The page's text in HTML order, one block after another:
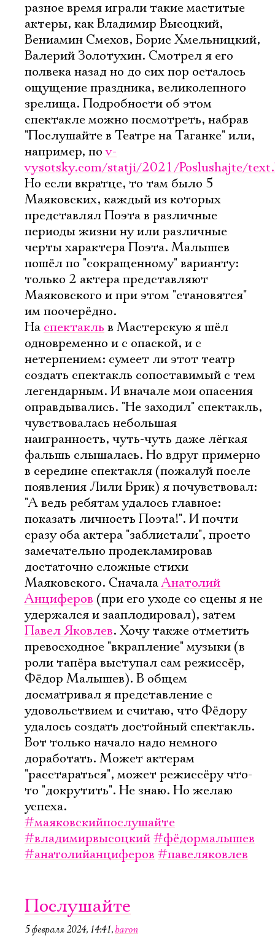
разное время играли такие маститые
актеры, как Владимир Высоцкий,
Вениамин Смехов, Борис Хмельницкий,
Валерий Золотухин. Смотрел я его
полвека назад но до сих пор осталось
ощущение праздника, великолепного
зрелища. Подробности об этом
спектакле можно посмотреть, набрав
"Послушайте в Театре на Таганке" или,
например, поv-
vysotsky.com/statji/2021/Poslushajte/
Но если вкратце, то там было 5
Маяковских, каждый из которых
представлял Поэта в различные
периоды жизни ну или различные
черты характера Поэта. Малышев
пошёл по "сокращенному" варианту:
только 2 актера представляют
Маяковского и при этом "становятся"
им поочерёдно.
На спектакль в Мастерскую я шёл
одновременно и с опаской, и с
нетерпением: сумеет ли этот театр
создать спектакль сопоставимый с тем
легендарным. И вначале мои опасения
оправдывались. "Не заходил" спектакль,
чувствовалась небольшая
наигранность, чуть-чуть даже лёгкая
фальшь слышалась. Но вдруг примерно
в середине спектакля (пожалуй после
появления Лили Брик) я почувствовал:
"А ведь ребятам удалось главное:
показать личность Поэта!". И почти
сразу оба актера "заблистали", просто
замечательно продекламировав
достаточно сложные стихи
Маяковского. СначалаАнатолий
Анциферов (при его уходе со сцены я не
удержался и зааплодировал), затем
Павел Яковлев. Хочу также отметить
превосходное "вкрапление" музыки (в
роли тапёра выступал сам режиссёр,
Фёдор Малышев). В общем
досматривал я представление с
удовольствием и считаю, что Фёдору
удалось создать достойный спектакль.
Вот только начало надо немного
доработать. Может актерам
"расстараться", может режиссёру что-
то "докрутить". Не знаю. Но желаю
успеха.
#маяковскийпослушайте
#владимирвысоцкий#фёдормалышев
#анатолийанциферов #павеляковлев
Послушайте
5 февраля 2024, 14:41,baron